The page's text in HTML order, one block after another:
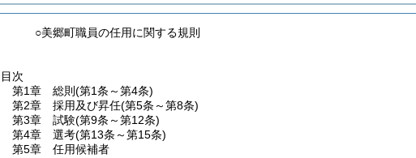
○美郷町職員の任用に関する規則
目次
第1章
総則 (第1条～第4条)
第2章
採用及び昇任(第5条～第8条)
第3章
試験(第9条～第12条)
第4章
選考(第13条～第15条)
第5章
任用候補者